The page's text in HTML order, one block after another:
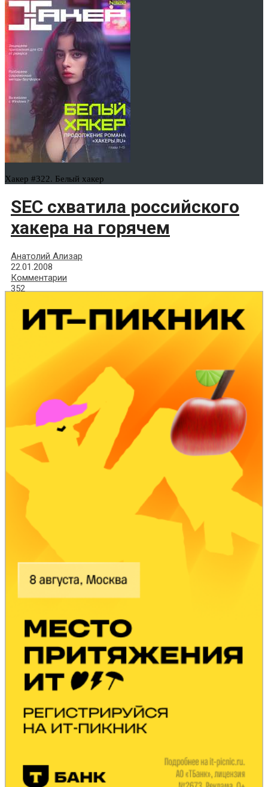
Хакер #322. Белый хакер
SEC схватила российского
хакера на горячем
Анатолий Ализар
22.01.2008
Комментарии
352